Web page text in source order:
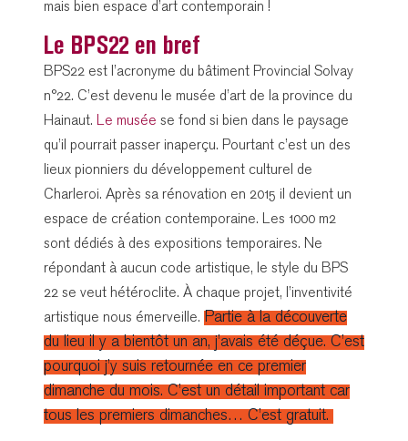
mais bien espace d’art contemporain !
Le BPS22 en bref
BPS22 est l’acronyme du bâtiment Provincial Solvay
n°22. C’est devenu le musée d’art de la province du
Hainaut. Le musée se fond si bien dans le paysage
qu’il pourrait passer inaperçu. Pourtant c’est un des
lieux pionniers du développement culturel de
Charleroi. Après sa rénovation en 2015 il devient un
espace de création contemporaine. Les 1000 m2
sont dédiés à des expositions temporaires. Ne
répondant à aucun code artistique, le style du BPS
22 se veut hétéroclite. À chaque projet, l’inventivité
artistique nous émerveille. Partie à la découverte
du lieu il y a bientôt un an, j’avais été déçue. C’est
pourquoi j’y suis retournée en ce premier
dimanche du mois. C’est un détail important car
tous les premiers dimanches… C’est gratuit.